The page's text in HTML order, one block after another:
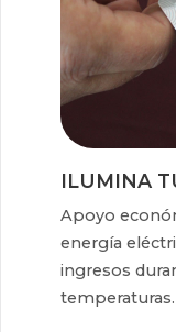
ILUMINA
Apoyo
energía
ingresos
temperaturas.